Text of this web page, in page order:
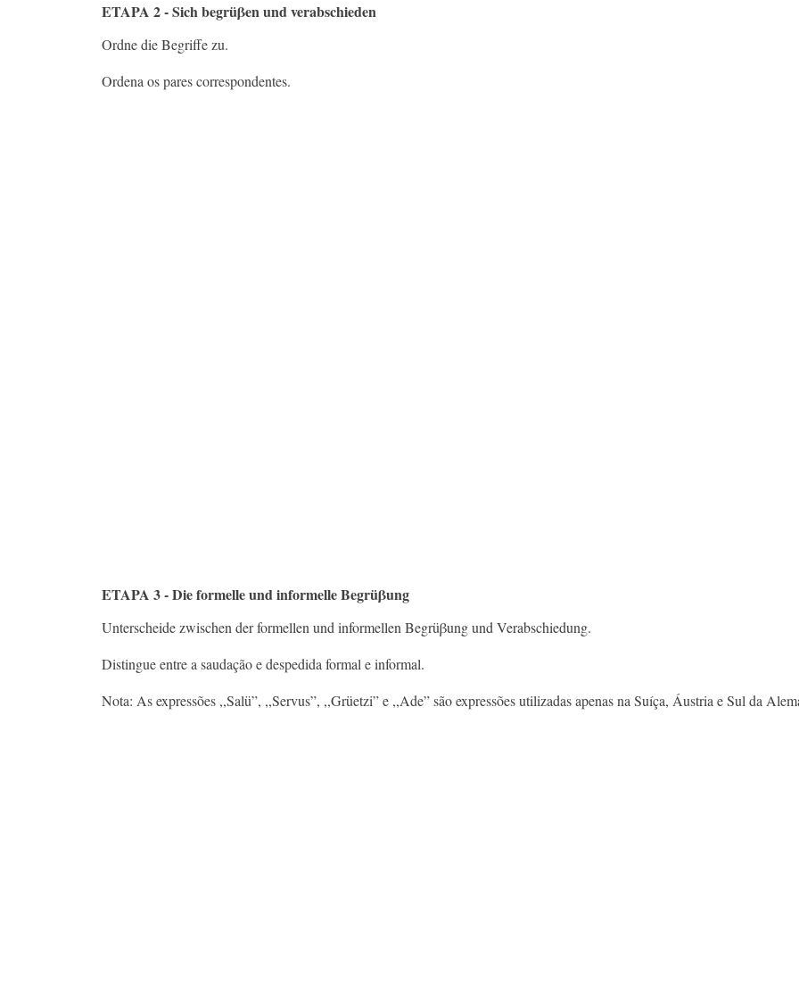
ETAPA 2 - Sich begrüβen und verabschieden
Ordne die Begriffe zu.
Ordena os pares correspondentes.
ETAPA 3 - Die formelle und informelle Begrüβung
Unterscheide zwischen der formellen und informellen Begrüβung und Verabschiedung.
Distingue entre a saudação e despedida formal e informal.
Nota: As expressões ,,Salü”, ,,Servus”, ,,Grüetzi” e ,,Ade” são expressões utilizadas apenas na Suíça, Áustria e Sul da